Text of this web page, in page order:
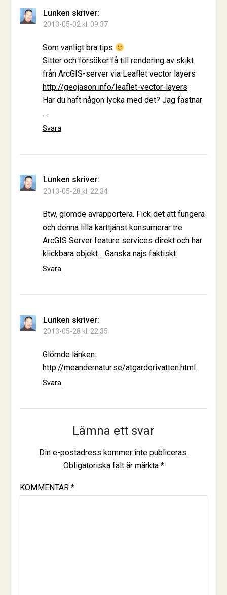
Lunken skriver:
2013-05-02 kl. 09:37
Som vanligt bra tips
Sitter och försöker få till rendering av skikt
från ArcGIS-server via Leaflet vector layers
http://geojason.info/leaflet-vector-layers
Har du haft någon lycka med det? Jag fastnar
…
Svara
Lunken skriver:
2013-05-28 kl. 22:34
Btw, glömde avrapportera. Fick det att fungera
och denna lilla karttjänst konsumerar tre
ArcGIS Server feature services direkt och har
klickbara objekt… Ganska najs faktiskt.
Svara
Lunken skriver:
2013-05-28 kl. 22:35
Glömde länken:
http://meandernatur.se/atgarderivatten.html
Svara
Lämna ett svar
Din e-postadress kommer inte publiceras.
Obligatoriska fält är märkta *
KOMMENTAR *